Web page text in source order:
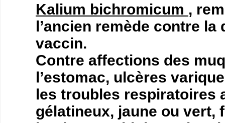
Kalium bichromicum ,
l’ancien remède contre
vaccin.
Contre affections des
l’estomac, ulcères
les troubles respiratoires
gélatineux, jaune ou vert,